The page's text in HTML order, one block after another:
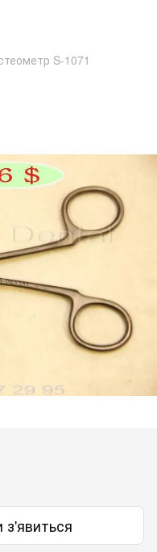
S-1071
з'явиться